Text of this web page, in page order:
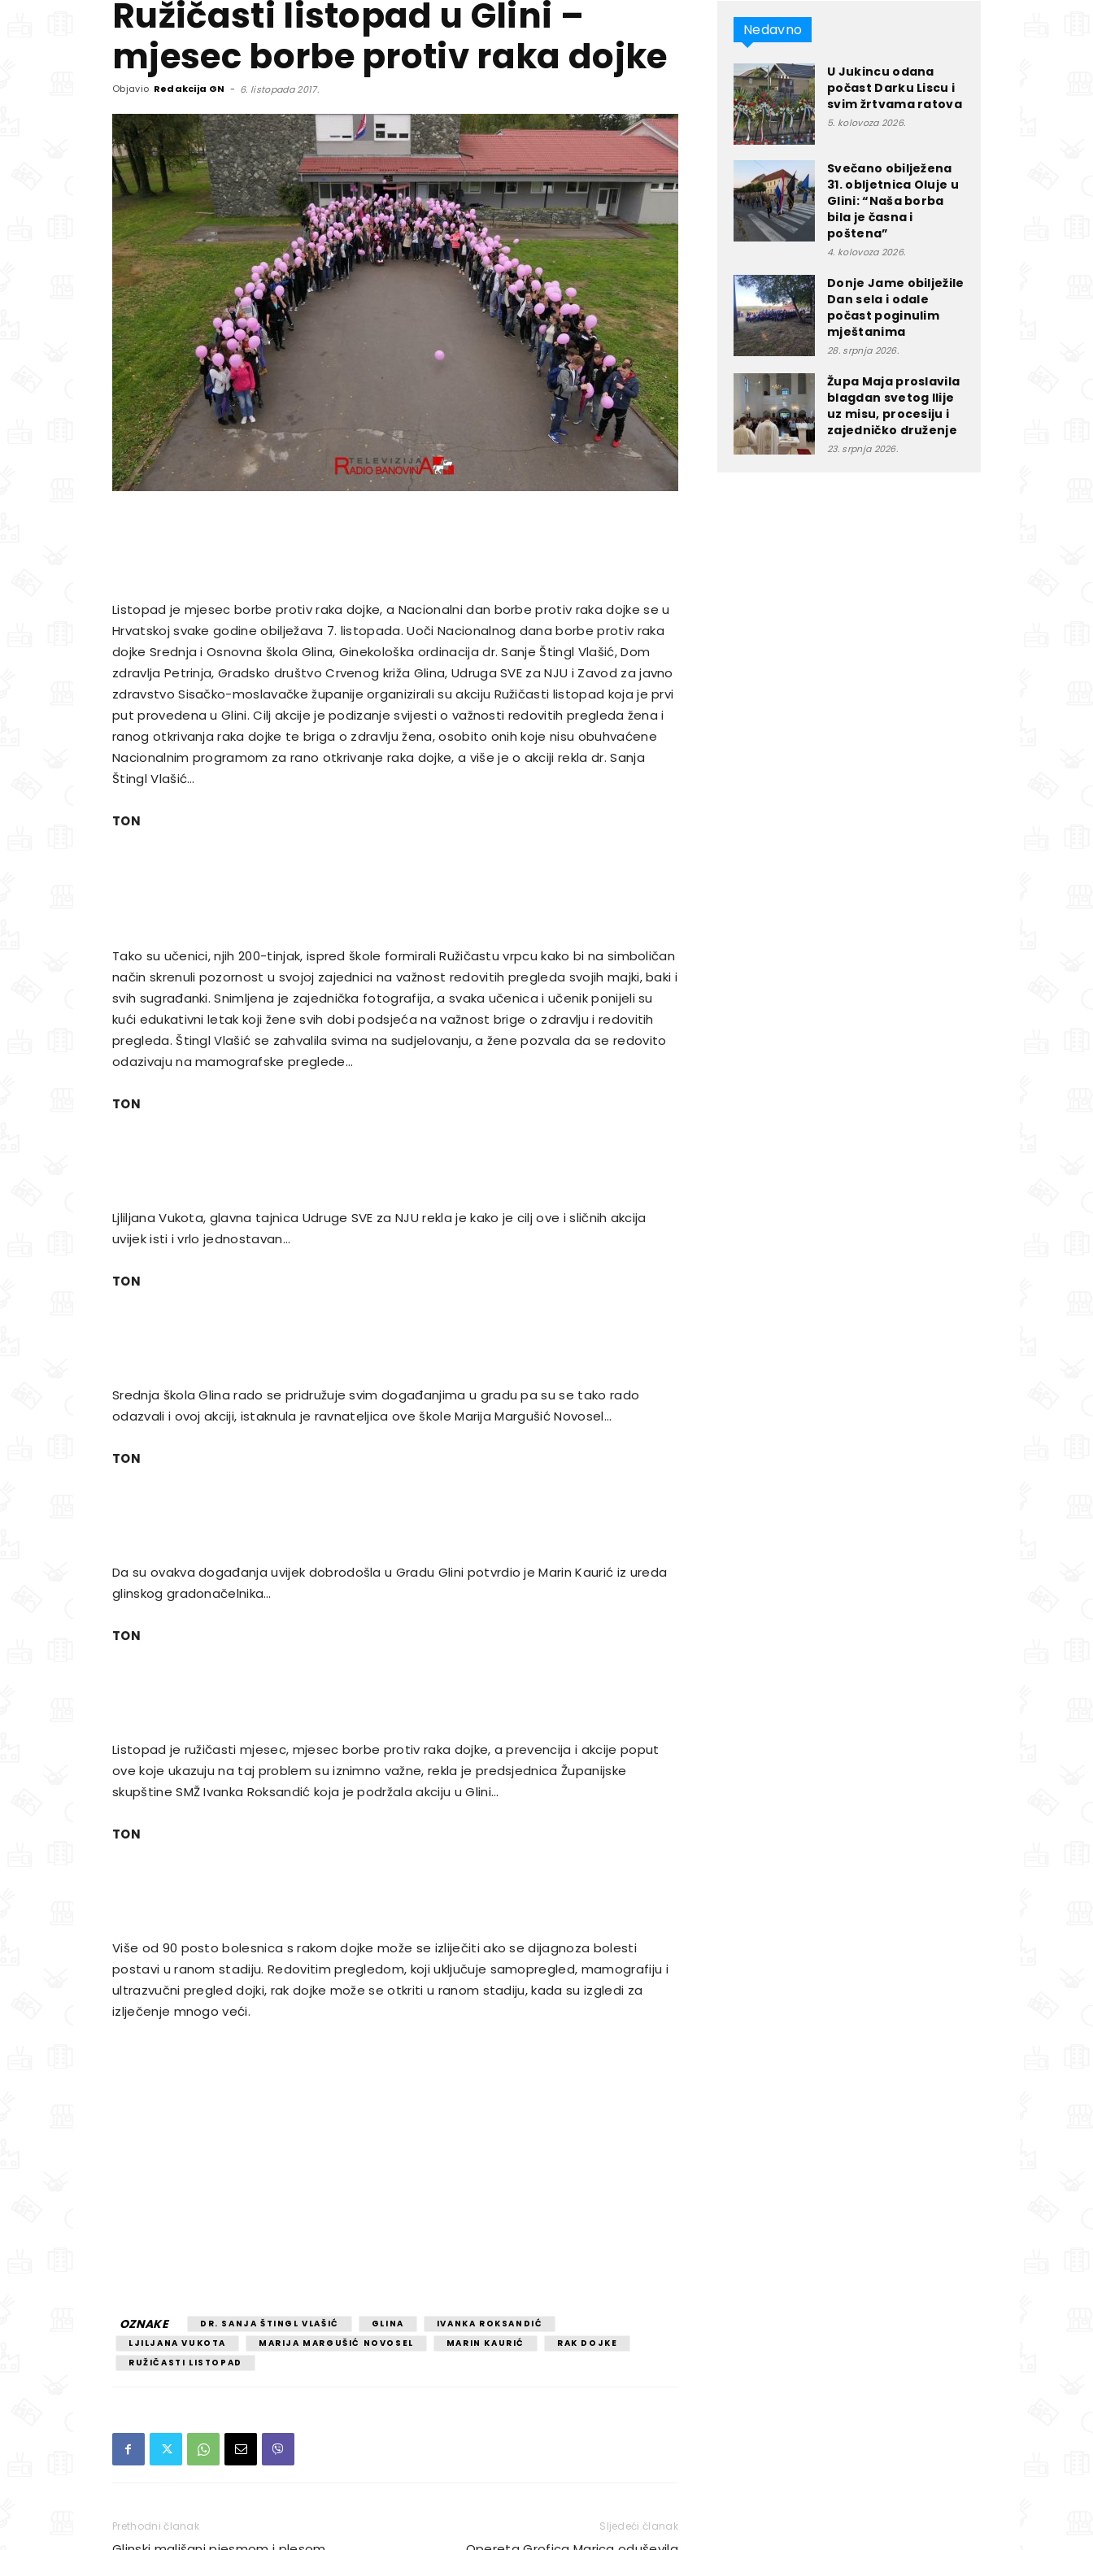
Ružičasti listopad u Glini –
mjesec borbe protiv raka dojke
Objavio Redakcija GN - 6. listopada 2017.
Listopad je mjesec borbe protiv raka dojke, a Nacionalni dan borbe protiv raka dojke se u
Hrvatskoj svake godine obilježava 7. listopada. Uoči Nacionalnog dana borbe protiv raka
dojke Srednja i Osnovna škola Glina, Ginekološka ordinacija dr. Sanje Štingl Vlašić, Dom
zdravlja Petrinja, Gradsko društvo Crvenog križa Glina, Udruga SVE za NJU i Zavod za javno
zdravstvo Sisačko-moslavačke županije organizirali su akciju Ružičasti listopad koja je prvi
put provedena u Glini. Cilj akcije je podizanje svijesti o važnosti redovitih pregleda žena i
ranog otkrivanja raka dojke te briga o zdravlju žena, osobito onih koje nisu obuhvaćene
Nacionalnim programom za rano otkrivanje raka dojke, a više je o akciji rekla dr. Sanja
Štingl Vlašić…
TON
Tako su učenici, njih 200-tinjak, ispred škole formirali Ružičastu vrpcu kako bi na simboličan
način skrenuli pozornost u svojoj zajednici na važnost redovitih pregleda svojih majki, baki i
svih sugrađanki. Snimljena je zajednička fotografija, a svaka učenica i učenik ponijeli su
kući edukativni letak koji žene svih dobi podsjeća na važnost brige o zdravlju i redovitih
pregleda. Štingl Vlašić se zahvalila svima na sudjelovanju, a žene pozvala da se redovito
odazivaju na mamografske preglede…
TON
Ljliljana Vukota, glavna tajnica Udruge SVE za NJU rekla je kako je cilj ove i sličnih akcija
uvijek isti i vrlo jednostavan…
TON
Srednja škola Glina rado se pridružuje svim događanjima u gradu pa su se tako rado
odazvali i ovoj akciji, istaknula je ravnateljica ove škole Marija Margušić Novosel…
TON
Da su ovakva događanja uvijek dobrodošla u Gradu Glini potvrdio je Marin Kaurić iz ureda
glinskog gradonačelnika…
TON
Listopad je ružičasti mjesec, mjesec borbe protiv raka dojke, a prevencija i akcije poput
ove koje ukazuju na taj problem su iznimno važne, rekla je predsjednica Županijske
skupštine SMŽ Ivanka Roksandić koja je podržala akciju u Glini…
TON
Više od 90 posto bolesnica s rakom dojke može se izliječiti ako se dijagnoza bolesti
postavi u ranom stadiju. Redovitim pregledom, koji uključuje samopregled, mamografiju i
ultrazvučni pregled dojki, rak dojke može se otkriti u ranom stadiju, kada su izgledi za
izlječenje mnogo veći.
OZNAKE DR. SANJA ŠTINGL VLAŠIĆ GLINA
IVANKA ROKSANDIĆ
LJILJANA VUKOTA
MARIJA MARGUŠIĆ NOVOSEL MARIN KAURIĆ
RAK DOJKE
RUŽIČASTI LISTOPAD
Prethodni članak Sljedeći članak
Nedavno
U Jukincu odana
počast Darku Liscu i
svim žrtvama ratova
5. kolovoza 2026.
Svečano obilježena
31. obljetnica Oluje u
Glini: “Naša borba
bila je časna i
poštena”
4. kolovoza 2026.
Donje Jame obilježile
Dan sela i odale
počast poginulim
mještanima
28. srpnja 2026.
Župa Maja proslavila
blagdan svetog Ilije
uz misu, procesiju i
zajedničko druženje
23. srpnja 2026.